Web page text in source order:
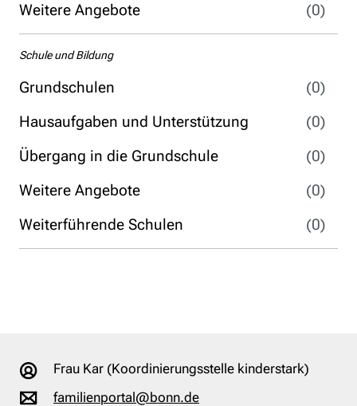
Weitere Angebote
(0)
Schule und Bildung
Grundschulen
(0)
Hausaufgaben und Unterstützung
(0)
Übergang in die Grundschule
(0)
Weitere Angebote
(0)
Weiterführende Schulen
(0)
Frau Kar (Koordinierungsstelle kinderstark)
familienportal@bonn.de